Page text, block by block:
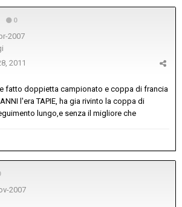
0
2007
2011
fatto doppietta campionato e coppa di francia
l'era TAPIE, ha gia rivinto la coppa di
lungo,e senza il migliore che
2007